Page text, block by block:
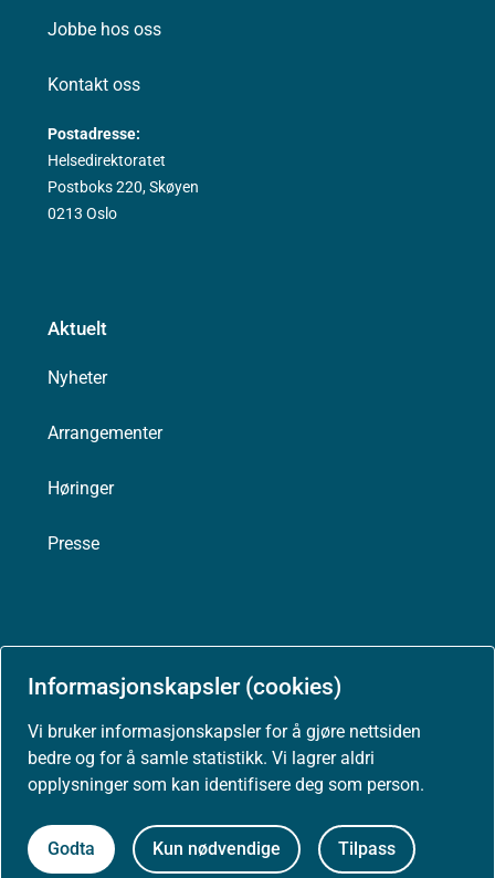
Informasjonskapsler (cookies)
Vi bruker informasjonskapsler for å gjøre nettsiden
bedre og for å samle statistikk. Vi lagrer aldri
opplysninger som kan identifisere deg som person.
Godta Kun nødvendige Tilpass
Jobbe hos oss
Kontakt oss
Postadresse:
Helsedirektoratet
Postboks 220, Skøyen
0213 Oslo
Aktuelt
Nyheter
Arrangementer
Høringer
Presse
Tilgjengelighetserklæring (uustatus.no)
Besøksstatistikk og informasjonskapsler